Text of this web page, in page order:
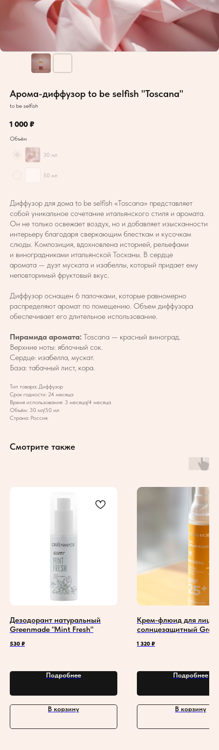
Арома-диффузор to be selfish "Toscana"
to be selfish
1 000 ₽
Объём
30 мл
50 мл
Диффузор для дома to be selfish «Toscana» представляет
собой уникальное сочетание итальянского стиля и аромата.
Он не только освежает воздух, но и добавляет изысканности
интерьеру благодаря сверкающим блесткам и кусочкам
слюды. Композиция, вдохновлена историей, рельефами
и виноградниками итальянской Тосканы. В сердце
аромата — дуэт муската и изабеллы, который придает ему
неповторимый фруктовый вкус.
Диффузор оснащен 6 палочками, которые равномерно
распределяют аромат по помещению. Объем диффузора
обеспечивает его длительное использование.
Пирамида аромата: Toscana — красный виноград.
Верхние ноты: яблочный сок.
Сердце: изабелла, мускат.
База: табачный лист, кора.
Тип товара: Диффузор
Срок годности: 24 месяца
Время использования: 3 месяца/4 месяца
Объём: 30 мл/50 мл
Страна: Россия
Смотрите также
Дезодорант натуральный
Greenmade "Mint Fresh"
530 ₽
Подробнее
В корзину
Крем-флюид для лица
солнцезащитный
арбутином
1 320 ₽
Подробнее
В корзину